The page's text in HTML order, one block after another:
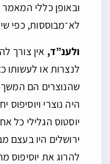
ובאופן כללי המאמר
לא־מבוססות, כפי
ולענ”ד, אין צורך
לנצרות או לעשותו
שהנוצרים הם המשך
היה נוצרי
יוסטוס הגלילי כל
ירושלים היו בעצם
להרוג את יוסיפוס